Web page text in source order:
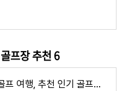
프장 추천 6
베트남 푸꾸옥 골프 여행, 추천 인기 골프장 TOP 5 위치 가격 특징 장단점